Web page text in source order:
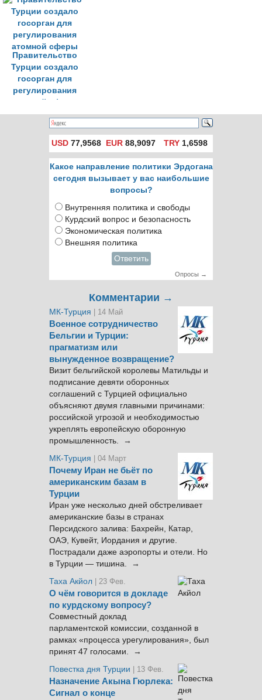
Правительство
Турции создало
госорган для
регулирования
атомной сферы
USD 77,9568 EUR 88,9097 TRY1,6598
Какое направление политики Эрдогана
сегодня вызывает у вас наибольшие
вопросы?
Внутренняя политика и свободы
Курдский вопрос и безопасность
Экономическая политика
Внешняя политика
Ответить
Опросы →
Комментарии →
МК-Турция | 14 Май
Военное сотрудничество
Бельгии и Турции:
прагматизм или
вынужденное возвращение?
Визит бельгийской королевы Матильды и
подписание девяти оборонных
соглашений с Турцией официально
объясняют двумя главными причинами:
российской угрозой и необходимостью
укреплять европейскую оборонную
промышленность. →
МК-Турция
| 04 Март
Почему Иран не бьёт по
американским базам в
Турции
Иран уже несколько дней обстреливает
американские базы в странах
Персидского залива: Бахрейн, Катар,
ОАЭ, Кувейт, Иордания и другие.
Пострадали даже аэропорты и отели. Но
в Турции — тишина. →
Таха Акйол | 23 Фев.
О чём говорится в докладе
по курдскому вопросу?
Совместный доклад
парламентской комиссии, созданной в
рамках «процесса урегулирования», был
принят 47 голосами. →
Повестка дня Турции
| 13 Фев.
Назначение Акына Гюрлека:
Сигнал о конце